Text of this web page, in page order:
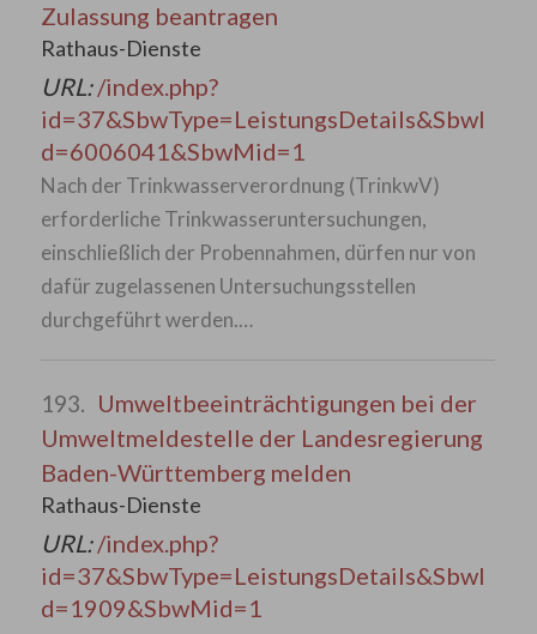
Zulassung beantragen
Rathaus-Dienste
URL:/index.php?
id=37&SbwType=LeistungsDetails&SbwI
d=6006041&SbwMid=1
Nach der Trinkwasserverordnung (TrinkwV)
erforderliche Trinkwasseruntersuchungen,
einschließlich der Probennahmen, dürfen nur von
dafür zugelassenen Untersuchungsstellen
durchgeführt werden.…
193. Umweltbeeinträchtigungen bei der
Umweltmeldestelle der Landesregierung
Baden-Württemberg melden
Rathaus-Dienste
URL:/index.php?
id=37&SbwType=LeistungsDetails&SbwI
d=1909&SbwMid=1